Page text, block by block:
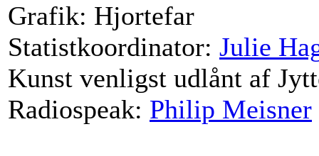
Grafik: Hjortefar
Statistkoordinator: Julie
Kunst venligst udlånt af
Radiospeak: Philip Meisner